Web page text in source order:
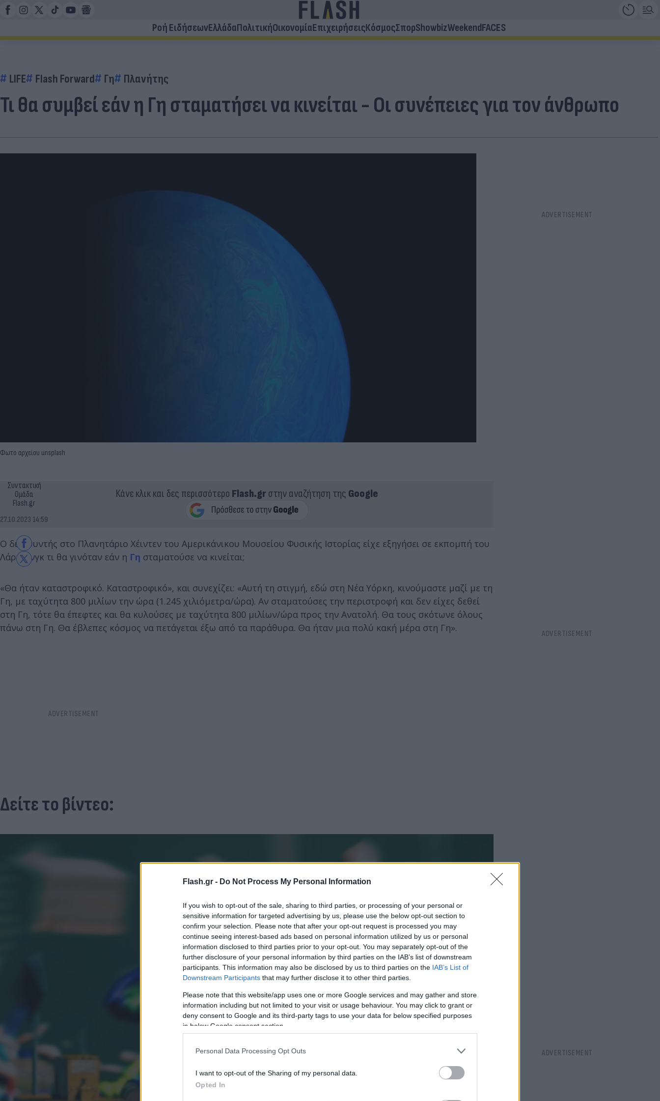
Flash.gr - Do Not Process My Personal Information
If you wish to opt-out of the sale, sharing to third parties, or processing of your personal or
sensitive information for targeted advertising by us, please use the below opt-out section to
confirm your selection. Please note that after your opt-out request is processed you may
continue seeing interest-based ads based on personal information utilized by us or personal
information disclosed to third parties prior to your opt-out. You may separately opt-out of the
further disclosure of your personal information by third parties on the IAB’s list of downstream
participants. This information may also be disclosed by us to third parties on the IAB’s List of
Downstream Participants that may further disclose it to other third parties.
Please note that this website/app uses one or more Google services and may gather and store
information including but not limited to your visit or usage behaviour. You may click to grant or
deny consent to Google and its third-party tags to use your data for below specified purposes
in below Google consent section.
Personal Data Processing Opt Outs
I want to opt-out of the Sharing of my personal data.
Opted In
Ροή ΕιδήσεωνΕλλάδαΠολιτικήΟικονομίαΕπιχειρήσειςΚόσμοςΣπορShowbizWeekendFACES
LIFE Flash Forward Γη Πλανήτης
Τι θα συμβεί εάν η Γη σταματήσει να κινείται - Οι συνέπειες για τον άνθρωπο
Φωτο αρχείου unsplash
Συντακτική
Ομάδα
Flash.gr
27.10.2023 14:59
Κάνε κλικ και δες περισσότερο Flash.grστην αναζήτηση της Google
Ο διευθυντής στο Πλανητάριο Χέιντεν του Αμερικάνικου Μουσείου Φυσικής Ιστορίας είχε εξηγήσει σε εκπομπή του
Λάρι Κινγκ τι θα γινόταν εάν η Γη σταματούσε να κινείται;
«Θα ήταν καταστροφικό. Καταστροφικό», και συνεχίζει: «Αυτή τη στιγμή, εδώ στη Νέα Υόρκη, κινούμαστε μαζί με τη
Γη, με ταχύτητα 800 μιλίων την ώρα (1.245 χιλιόμετρα/ώρα). Αν σταματούσες την περιστροφή και δεν είχες δεθεί
στη Γη, τότε θα έπεφτες και θα κυλούσες με ταχύτητα 800 μιλίων/ώρα προς την Ανατολή. Θα τους σκότωνε όλους
πάνω στη Γη. Θα έβλεπες κόσμος να πετάγεται έξω από τα παράθυρα. Θα ήταν μια πολύ κακή μέρα στη Γη».
Δείτε το βίντεο: